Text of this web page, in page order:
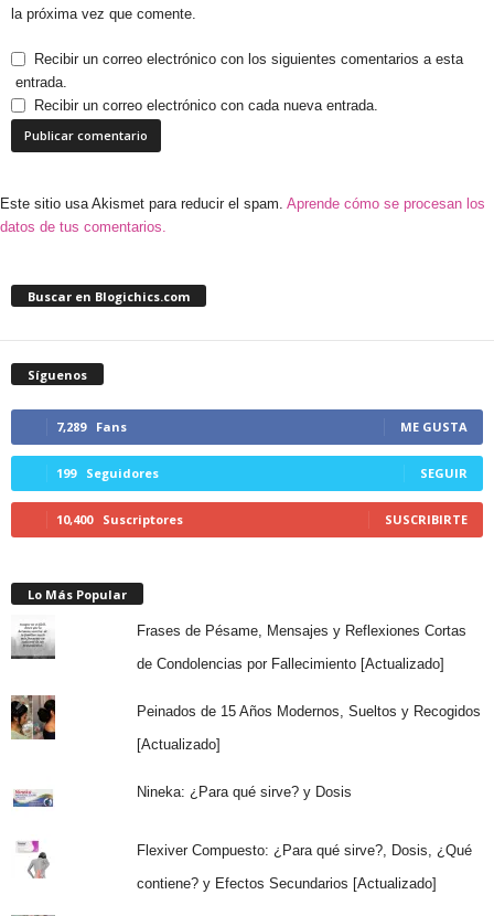
la próxima vez que comente.
Recibir un correo electrónico con los siguientes comentarios a esta
entrada.
Recibir un correo electrónico con cada nueva entrada.
Este sitio usa Akismet para reducir el spam. Aprende cómo se procesan los
datos de tus comentarios.
Buscar en Blogichics.com
Síguenos
7,289 Fans ME GUSTA
199 Seguidores SEGUIR
10,400 Suscriptores SUSCRIBIRTE
Lo Más Popular
Frases de Pésame, Mensajes y Reflexiones Cortas
de Condolencias por Fallecimiento [Actualizado]
Peinados de 15 Años Modernos, Sueltos y Recogidos
[Actualizado]
Nineka: ¿Para qué sirve? y Dosis
Flexiver Compuesto: ¿Para qué sirve?, Dosis, ¿Qué
contiene? y Efectos Secundarios [Actualizado]